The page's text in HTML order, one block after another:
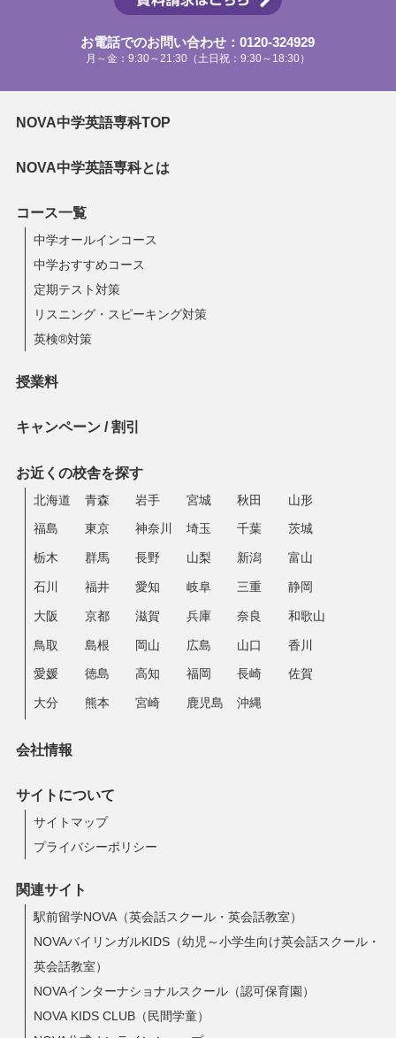
お電話でのお問い合わせ：0120-324929
月～金：9:30～21:30（土日祝：9:30～18:30）
NOVA中学英語専科TOP
NOVA中学英語専科とは
コース一覧
中学オールインコース
中学おすすめコース
定期テスト対策
リスニング・スピーキング対策
英検®対策
授業料
キャンペーン / 割引
お近くの校舎を探す
北海道 青森 岩手 宮城 秋田 山形
福島 東京 神奈川 埼玉 千葉 茨城
栃木 群馬 長野 山梨 新潟 富山
石川 福井 愛知 岐阜 三重 静岡
大阪 京都 滋賀 兵庫 奈良 和歌山
鳥取 島根 岡山 広島 山口 香川
愛媛 徳島 高知 福岡 長崎 佐賀
大分 熊本 宮崎 鹿児島 沖縄
会社情報
サイトについて
サイトマップ
プライバシーポリシー
関連サイト
駅前留学NOVA（英会話スクール・英会話教室）
NOVAバイリンガルKIDS（幼児～小学生向け英会話スクール・
英会話教室）
NOVAインターナショナルスクール（認可保育園）
NOVA KIDS CLUB（民間学童）